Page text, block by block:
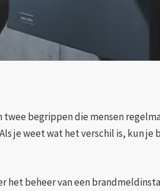
begrippen die mensen
je weet wat het verschil is, kun
het beheer van een